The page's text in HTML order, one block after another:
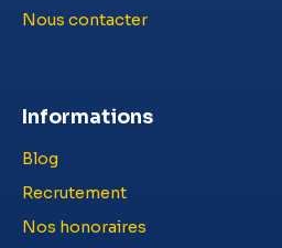
Nous contacter
Informations
Blog
Recrutement
Nos honoraires